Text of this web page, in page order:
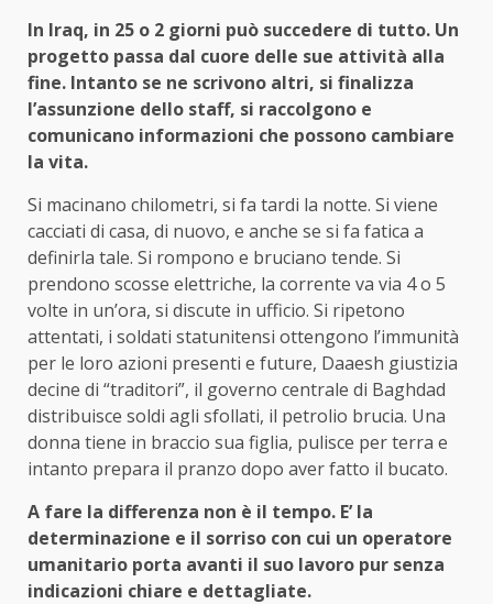
In Iraq, in 25 o 2 giorni può succedere di tutto. Un
progetto passa dal cuore delle sue attività alla
fine. Intanto se ne scrivono altri, si finalizza
l’assunzione dello staff, si raccolgono e
comunicano informazioni che possono cambiare
la vita.
Si macinano chilometri, si fa tardi la notte. Si viene
cacciati di casa, di nuovo, e anche se si fa fatica a
definirla tale. Si rompono e bruciano tende. Si
prendono scosse elettriche, la corrente va via 4 o 5
volte in un’ora, si discute in ufficio. Si ripetono
attentati, i soldati statunitensi ottengono l’immunità
per le loro azioni presenti e future, Daaesh giustizia
decine di “traditori”, il governo centrale di Baghdad
distribuisce soldi agli sfollati, il petrolio brucia. Una
donna tiene in braccio sua figlia, pulisce per terra e
intanto prepara il pranzo dopo aver fatto il bucato.
A fare la differenza non è il tempo. E’ la
determinazione e il sorriso con cui un operatore
umanitario porta avanti il suo lavoro pur senza
indicazioni chiare e dettagliate.